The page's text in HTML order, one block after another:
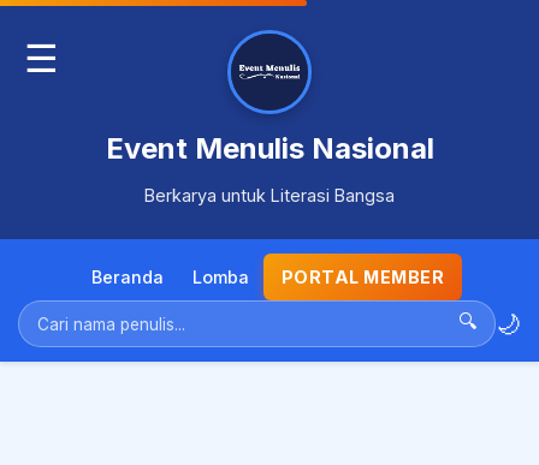
☰
Event Menulis Nasional
Berkarya untuk Literasi Bangsa
Beranda Lomba PORTAL MEMBER
🔍 🌙